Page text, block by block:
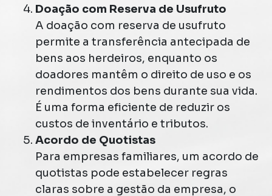
Doação com Reserva de Usufruto
A doação com reserva de usufruto
permite a transferência antecipada de
bens aos herdeiros, enquanto os
doadores mantêm o direito de uso e os
rendimentos dos bens durante sua vida.
É uma forma eficiente de reduzir os
custos de inventário e tributos​.
Acordo de Quotistas
Para empresas familiares, um acordo de
quotistas pode estabelecer regras
claras sobre a gestão da empresa, o